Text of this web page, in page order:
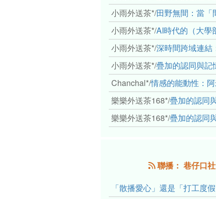
小雨外送茶*/田野無間：當「間諜」成為日
小雨外送茶*/AI時代的（大學
小雨外送茶*/深時間跨域連結：一場原住
小雨外送茶*/疊加的認同與記憶：從《重拾時間的山語
Chanchal*/情感的能動性：阿米斯音樂
樂樂外送茶168*/疊加的認同與記憶：從《重拾時間的山
樂樂外送茶168*/疊加的認同與記憶：從《重拾時間的山
聯播： 巷仔口